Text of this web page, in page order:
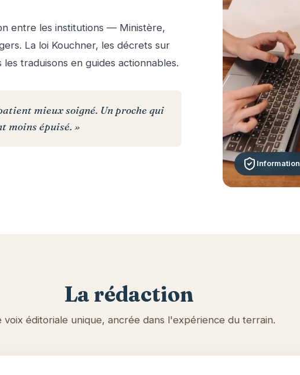
entre les institutions — Ministère,
La loi Kouchner, les décrets sur
traduisons en guides actionnables.
mieux soigné. Un proche qui
moins épuisé. »
La rédaction
voix éditoriale unique, ancrée dans l'expérience du terrain.